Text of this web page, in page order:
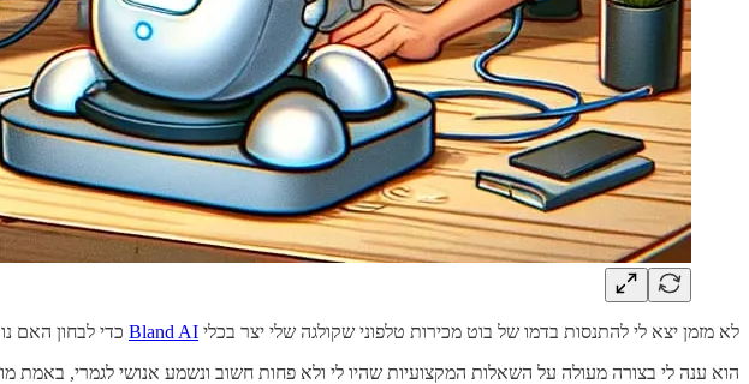
לא מזמן יצא לי להתנסות בדמו של בוט מכירות טלפוני שקולגה שלי יצר בכלי Bland AI כדי לבחון האם
הוא ענה לי בצורה מעולה על השאלות המקצועיות שהיו לי ולא פחות חשוב ונשמע אנושי לגמרי, באמת